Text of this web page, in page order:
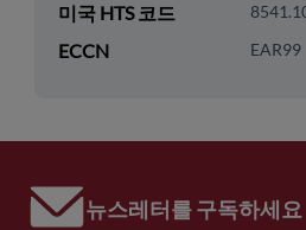
미국 HTS 코드
ECCN EAR99
뉴스레터를 구독하세요